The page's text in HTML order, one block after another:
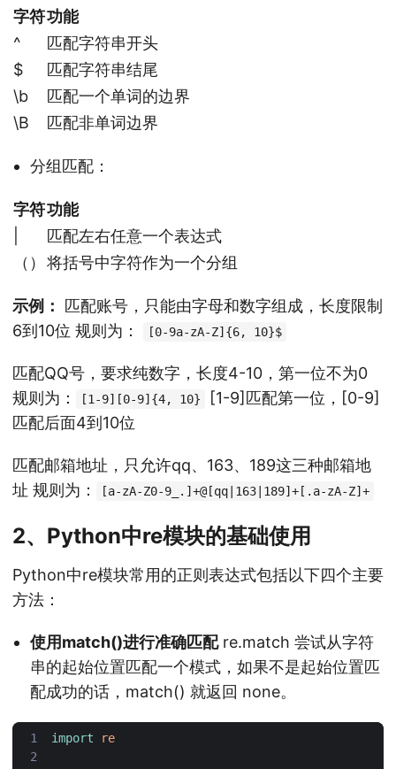
字符功能
^
匹配字符串开头
$
匹配字符串结尾
\b
匹配一个单词的边界
\B
匹配非单词边界
分组匹配：
字符功能
匹配左右任意一个表达式
（） 将括号中字符作为一个分组
示例：
匹配账号，只能由字母和数字组成，长度限制
6到10位 规则为：
[0-9a-zA-Z]{6, 10}$
匹配QQ号，要求纯数字，长度4-10，第一位不为0
规则为：
[1-9][0-9]{4, 10}
[1-9]匹配第一位，[0-9]
匹配后面4到10位
匹配邮箱地址，只允许qq、163、189这三种邮箱地
址 规则为：
[a-zA-Z0-9_.]+@[qq|163|189]+[.a-zA-Z]+
2、Python中re模块的基础使用
Python中re模块常用的正则表达式包括以下四个主要
方法：
使用match()进行准确匹配re.match 尝试从字符
串的起始位置匹配一个模式，如果不是起始位置匹
配成功的话，match() 就返回 none。
import re